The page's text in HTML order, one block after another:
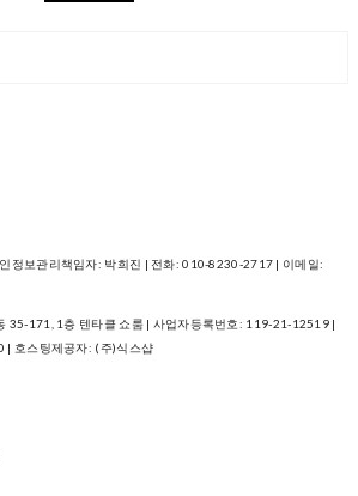
정보관리책임자: 박희진 | 전화: 010-8230-2717 | 이메일:
35-171, 1층 텐타클 쇼룸 | 사업자등록번호: 119-21-12519 |
| 호스팅제공자: (주)식스샵